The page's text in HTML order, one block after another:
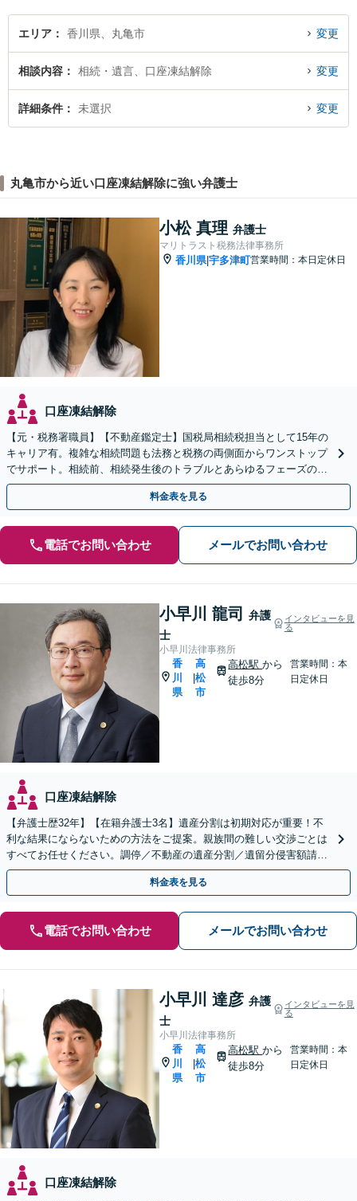
エリア 香川県、丸亀市 変更
相談内容 相続・遺言、口座凍結解除 変更
詳細条件 未選択 変更
丸亀市から近い口座凍結解除に強い弁護士
小松 真理 弁護士
マリトラスト税務法律事務所
香川県|宇多津町営業時間：本日定休日
口座凍結解除
【元・税務署職員】【不動産鑑定士】国税局相続税担当として15年の
キャリア有。複雑な相続問題も法務と税務の両側面からワンストップ
でサポート。相続前、相続発生後のトラブルとあらゆるフェーズのご
相談に対応します【駐車場あり】【電話・Web相談可】
料金表を見る
電話でお問い合わせ メールでお問い合わせ
小早川 龍司
弁護
士
インタビューを見
る
小早川法律事務所
香
川
県
高
松
市
高松駅から
徒歩8分
営業時間：本
日定休日
口座凍結解除
【弁護士歴32年】【在籍弁護士3名】遺産分割は初期対応が重要！不
利な結果にならないための方法をご提案。親族間の難しい交渉ごとは
すべてお任せください。調停／不動産の遺産分割／遺留分侵害額請求
／相続放棄／遺言書の作成など【高松駅徒歩8分】
料金表を見る
電話でお問い合わせ メールでお問い合わせ
小早川 達彦 弁護
士
インタビューを見
る
小早川法律事務所
香
川
県
高
松
市
高松駅から
徒歩8分
営業時間：本
日定休日
口座凍結解除